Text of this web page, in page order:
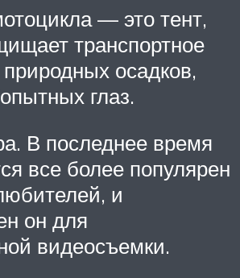
— это тент,
транспортное
природных осадков,
глаз.
В последнее время
все более популярен
и
он для
видеосъемки.